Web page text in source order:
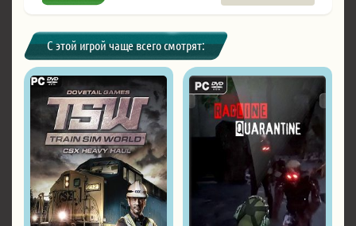
С этой игрой чаще всего смотрят: